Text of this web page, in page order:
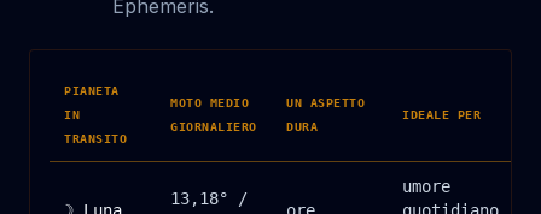
Ephemeris.
PIANETA
IN
TRANSITO
MOTO MEDIO
GIORNALIERO
UN ASPETTO
DURA
IDEALE PER
☽ Luna
13,18° /
ore
umore
quotidiano,